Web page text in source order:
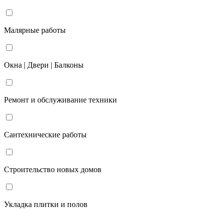
Малярные работы
Окна | Двери | Балконы
Ремонт и обслуживание техники
Сантехнические работы
Строительство новых домов
Укладка плитки и полов